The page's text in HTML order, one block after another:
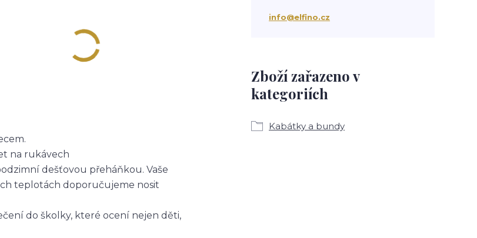
na rukávech
dešťovou přeháňkou. Vaše
teplotách doporučujeme nosit
do školky, které ocení nejen děti,
Zboží zařazeno v
kategoriích
Kabátky a bundy
info@elfino.cz